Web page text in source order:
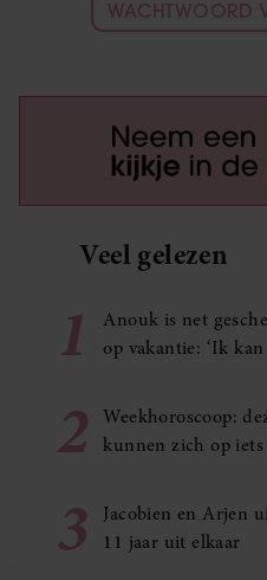
WACHTWOORD
Veel gelezen
1
Anouk is net
op vakantie: ‘Ik
2
Weekhoroscoop:
kunnen zich op
3
Jacobien en Arjen
11 jaar uit elkaar